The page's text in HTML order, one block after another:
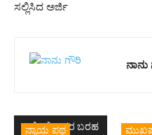
ಸಲ್ಲಿಸಿದ ಅರ್ಜಿ
ಇದೇ ಲೇಖಕರ ಬರಹ
ನ್ಯಾಯ ಪಥ